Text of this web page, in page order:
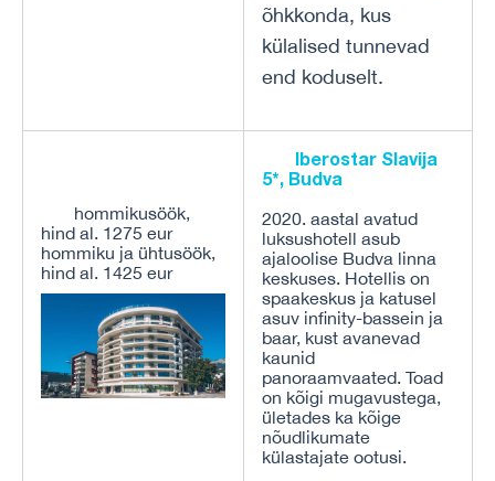
õhkkonda, kus
külalised tunnevad
end koduselt.
hommikusöök,
hind al. 1275 eur
hommiku ja ühtusöök,
hind al. 1425 eur
Iberostar Slavija
5*, Budva
2020. aastal avatud
luksushotell asub
ajaloolise Budva linna
keskuses. Hotellis on
spaakeskus ja katusel
asuv infinity-bassein ja
baar, kust avanevad
kaunid
panoraamvaated. Toad
on kõigi mugavustega,
ületades ka kõige
nõudlikumate
külastajate ootusi.